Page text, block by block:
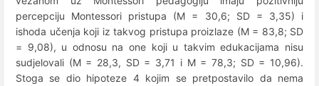
percepciju Montessori pristupa (M = 30,6; SD = 3,35) i
ishoda učenja koji iz takvog pristupa proizlaze (M = 83,8; SD
= 9,08), u odnosu na one koji u takvim edukacijama nisu
sudjelovali (M = 28,3, SD = 3,71 i M = 78,3; SD = 10,96).
Stoga se dio hipoteze 4 kojim se pretpostavilo da nema